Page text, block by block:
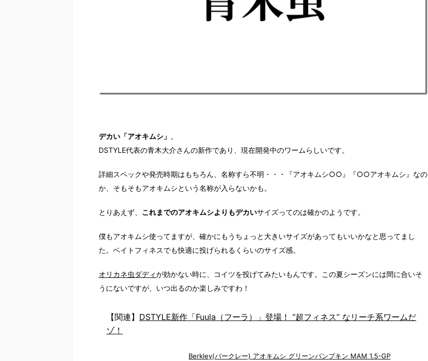
デカい「アオキムシ」 。
DSTYLE代表の青木大介さんの新作であり、現在開発中のワームらしいです。
詳細スペックや発売時期はもちろん、名称すら不明・・・『アオキムシ○○』『○○アオキムシ』なの
か、そもそもアオキムシという名称が入らないかも。
とりあえず、 これまでのアオキムシよりもデカいサイズってのは確かのようです。
僕もアオキムシ使ってますが、確かにもうちょっと大きいサイズがあってもいいかなと思ってまし
た。ベイトフィネスでも快適に投げられるくらいのサイズ感。
オリカネ虫ダディが効かない時に、コイツを投げてみたいもんです。この夏シーズンには間に合いそ
うにないですが、いつ出るのか楽しみですわ！
【関連】 DSTYLE新作「Fuula（フーラ）」登場！ “超フィネス” なリーチ系ワームだ
ゾ！
Berkley(バークレー) アオキムシ グリーンパンプキン MAM 1.5-GP